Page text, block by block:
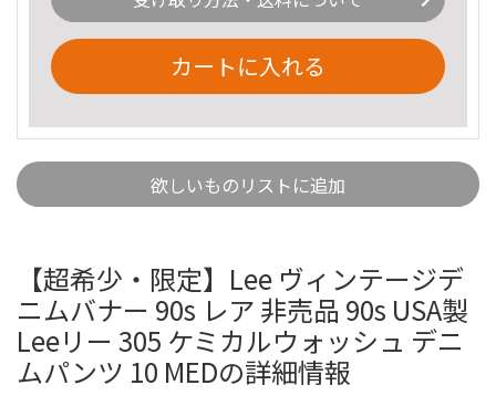
カートに入れる
欲しいものリストに追加
【超希少・限定】Lee ヴィンテージデ
ニムバナー 90s レア 非売品 90s USA製
Leeリー 305 ケミカルウォッシュ デニ
ムパンツ 10 MEDの詳細情報